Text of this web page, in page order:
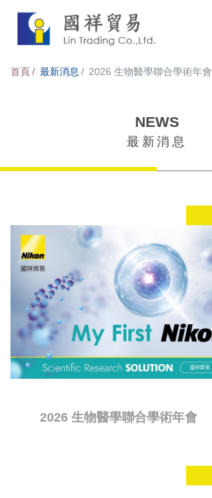
首頁 最新消息 2026 生物醫學聯合學術年會
NEWS
最新消息
2026 生物醫學聯合學術年會